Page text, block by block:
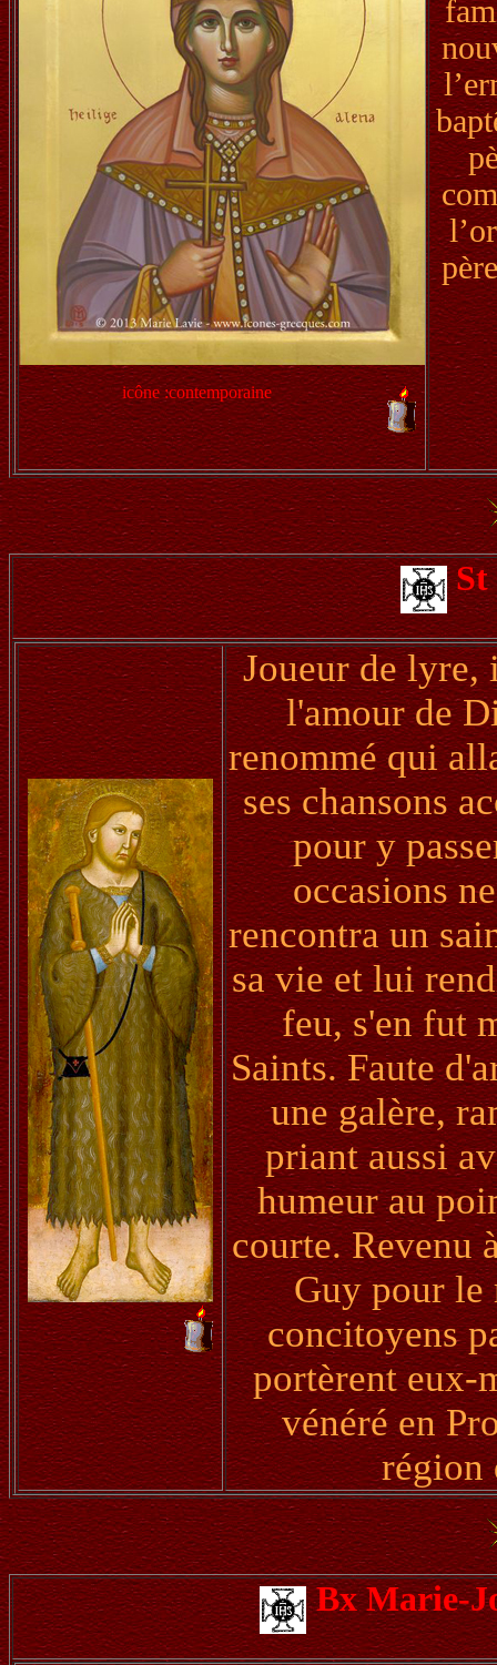
icône :contemporaine
Joueur de lyre,
l'amour de
renommé qui
ses chansons
pour y
occasions
rencontra un
sa vie et lui
feu, s'en fut
Saints. Faute
une galère,
priant aussi
humeur au
courte. Revenu
Guy pour le
concitoyens
portèrent eux-
vénéré en
région
Bx Marie-